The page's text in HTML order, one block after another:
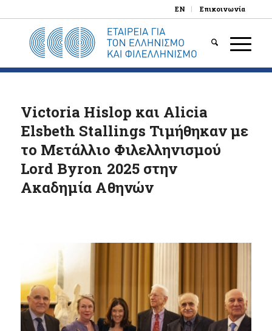
EN Επικοινωνία
Victoria Hislop και Alicia
Elsbeth Stallings Τιμήθηκαν με
το Μετάλλιο Φιλελληνισμού
Lord Byron 2025 στην
Ακαδημία Αθηνών